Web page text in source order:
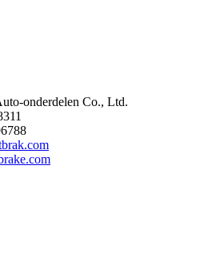
onderdelen Co., Ltd.